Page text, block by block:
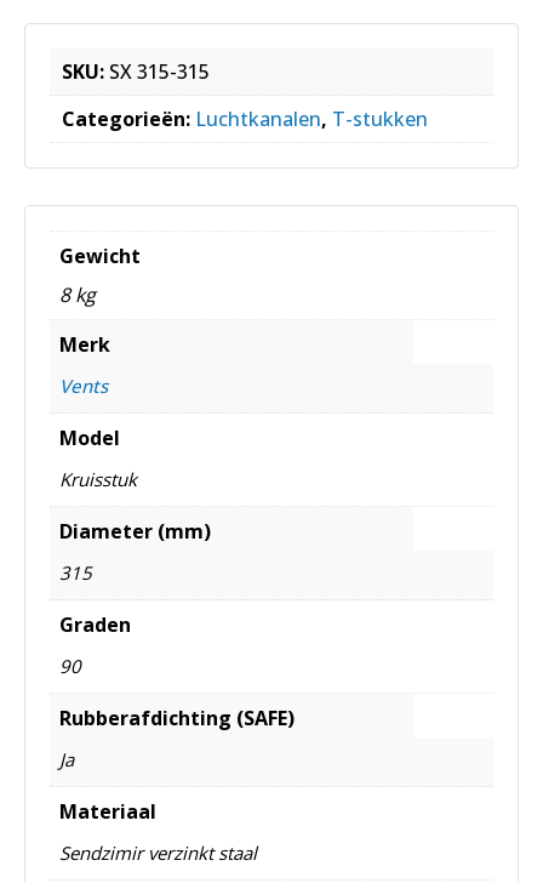
SKU: SX 315-315
Categorieën: Luchtkanalen, T-stukken
Gewicht
8 kg
Merk
Vents
Model
Kruisstuk
Diameter (mm)
315
Graden
90
Rubberafdichting (SAFE)
Ja
Materiaal
Sendzimir verzinkt staal